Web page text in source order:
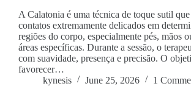
A Calatonia é uma técnica de toque sutil
contatos extremamente delicados em
regiões do corpo, especialmente pés, mãos
áreas específicas. Durante a sessão, o
com suavidade, presença e precisão. O
favorecer…
kynesis
June 25, 2026 1